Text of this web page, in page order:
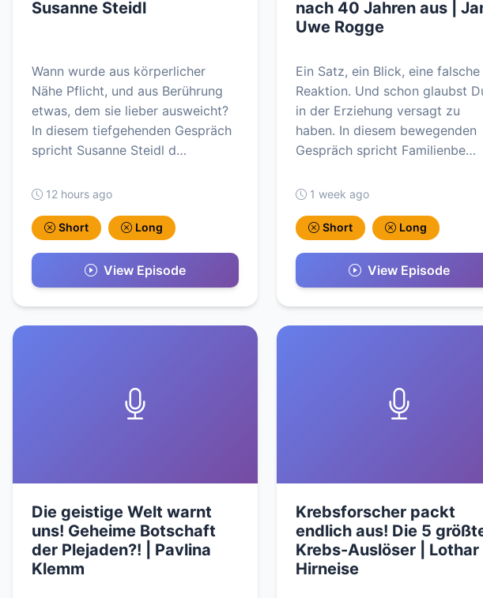
Susanne Steidl
Wann wurde aus körperlicher
Nähe Pflicht, und aus Berührung
etwas, dem sie lieber ausweicht?
In diesem tiefgehenden Gespräch
spricht Susanne Steidl d…
12 hours ago
Short Long
View Episode
nach 40 Jahren aus |
Uwe Rogge
Ein Satz, ein Blick, eine falsche
Reaktion. Und schon glaubst
in der Erziehung versagt zu
haben. In diesem bewegenden
Gespräch spricht Familienbe…
1 week ago
Short Long
View Episode
Die geistige Welt warnt
uns! Geheime Botschaft
der Plejaden?! | Pavlina
Klemm
Krebsforscher packt
endlich aus! Die 5
Krebs-Auslöser | Lothar
Hirneise